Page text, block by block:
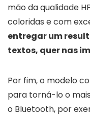
mão da qualidade
coloridas e com
entregar um
textos, quer nas
Por fim, o modelo
para torná-lo o
o Bluetooth, por